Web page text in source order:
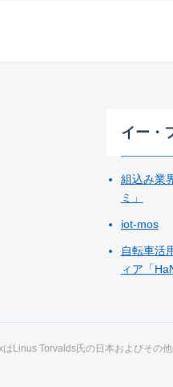
イー・
組込み業
ミ」
iot-mos
自転車活
ィア「
Linus Torvalds氏の日本およびその